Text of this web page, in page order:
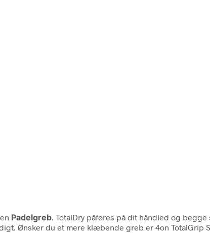
Padelgreb . TotalDry påføres på dit håndled og
Ønsker du et mere klæbende greb er 4on TotalGrip